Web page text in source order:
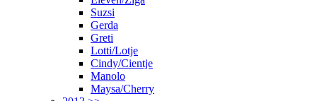
Suzsi
Gerda
Greti
Lotti/Lotje
Cindy/Cientje
Manolo
Maysa/Cherry